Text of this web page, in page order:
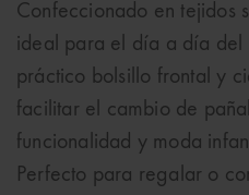
Confeccionado en tejidos
ideal para el día a día del
práctico bolsillo frontal y
facilitar el cambio de
funcionalidad y moda
Perfecto para regalar o